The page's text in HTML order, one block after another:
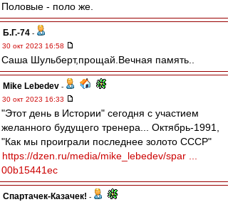
Половые - поло же.
Б.Г.-74 -
30 окт 2023 16:58
Саша Шульберт,прощай.Вечная память..
Mike Lebedev -
30 окт 2023 16:33
"Этот день в Истории" сегодня с участием
желанного будущего тренера... Октябрь-1991,
"Как мы проиграли последнее золото СССР"
https://dzen.ru/media/mike_lebedev/spar ...
00b15441ec
Спартачек-Казачек! -